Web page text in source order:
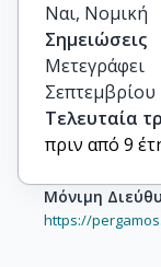
Ναι, Νομική
Σημειώσεις
Σεπτεμβρίου
Τελευταία
πριν από 9
Μόνιμη
https://